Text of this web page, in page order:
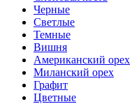
Черные
Светлые
Темные
Вишня
Американский орех
Миланский орех
Графит
Цветные